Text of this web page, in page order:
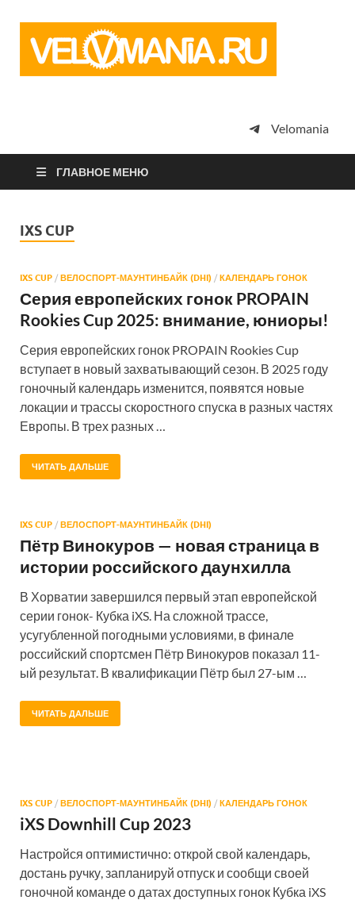
просто
Velomania
ГЛАВНОЕ МЕНЮ
IXS CUP
IXS CUP / ВЕЛОСПОРТ-МАУНТИНБАЙК (DHI) / КАЛЕНДАРЬ ГОНОК
Серия европейских гонок PROPAIN
Rookies Cup 2025: внимание, юниоры!
Серия европейских гонок PROPAIN Rookies Cup
вступает в новый захватывающий сезон. В 2025 году
гоночный календарь изменится, появятся новые
локации и трассы скоростного спуска в разных частях
Европы. В трех разных …
ЧИТАТЬ ДАЛЬШЕ
IXS CUP / ВЕЛОСПОРТ-МАУНТИНБАЙК (DHI)
Пётр Винокуров — новая страница в
истории российского даунхилла
В Хорватии завершился первый этап европейской
серии гонок- Кубка iXS. На сложной трассе,
усугубленной погодными условиями, в финале
российский спортсмен Пётр Винокуров показал 11-
ый результат. В квалификации Пётр был 27-ым …
ЧИТАТЬ ДАЛЬШЕ
IXS CUP / ВЕЛОСПОРТ-МАУНТИНБАЙК (DHI) / КАЛЕНДАРЬ ГОНОК
iXS Downhill Cup 2023
Настройся оптимистично: открой свой календарь,
достань ручку, запланируй отпуск и сообщи своей
гоночной команде о датах доступных гонок Кубка iXS